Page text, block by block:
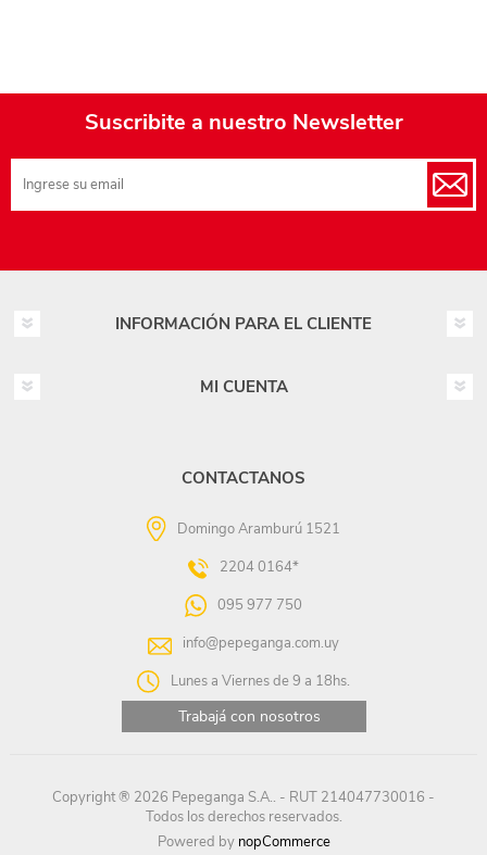
Suscribite a nuestro Newsletter
INFORMACIÓN PARA EL CLIENTE
MI CUENTA
CONTACTANOS
Domingo Aramburú 1521
2204 0164*
095 977 750
info@pepeganga.com.uy
Lunes a Viernes de 9 a 18hs.
Trabajá con nosotros
Copyright ® 2026 Pepeganga S.A.. - RUT 214047730016 -
Todos los derechos reservados.
Powered by nopCommerce